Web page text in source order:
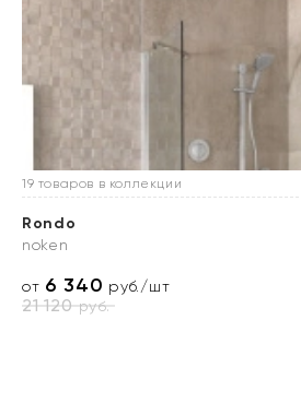
19 товаров в коллекции
Rondo
noken
от 6 340 руб./шт
21 120руб.